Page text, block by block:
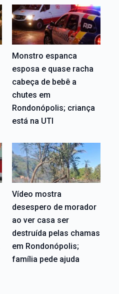
Monstro espanca
esposa e quase racha
cabeça de bebê a
chutes em
Rondonópolis; criança
está na UTI
Vídeo mostra
desespero de morador
ao ver casa ser
destruída pelas chamas
em Rondonópolis;
família pede ajuda